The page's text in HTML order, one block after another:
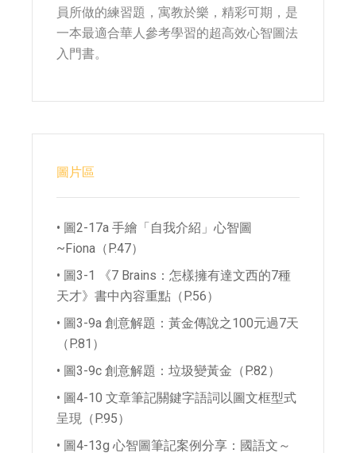
員所做的練習題，寓教於樂，精彩可期，是
一本最適合華人參考學習的超高效心智圖法
入門書。
圖片區
• 圖2-17a 手繪「自我介紹」心智圖
~Fiona（P.47）
• 圖3-1 《7 Brains：怎樣擁有達文西的7種
天才》書中內容重點（P.56）
• 圖3-9a 創意解題：黃金傳說之100元過7天
（P.81）
• 圖3-9c 創意解題：垃圾變黃金（P.82）
• 圖4-10 文章筆記關鍵字語詞以圖文框型式
呈現（P.95）
• 圖4-13g 心智圖筆記案例分享：國語文～